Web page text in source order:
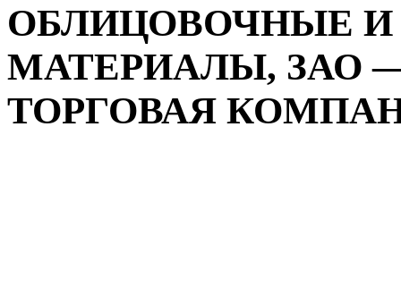
ОБЛИЦОВОЧНЫЕ
МАТЕРИАЛЫ, ЗАО
ТОРГОВАЯ